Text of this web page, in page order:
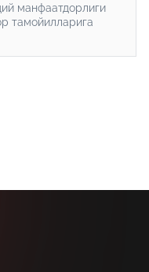
манфаатдорлиги
тамойилларига